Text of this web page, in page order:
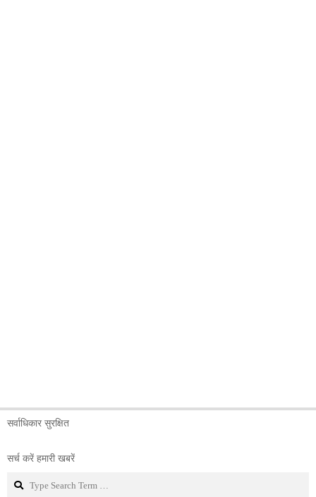
सर्वाधिकार सुरक्षित
सर्च करें हमारी खबरें